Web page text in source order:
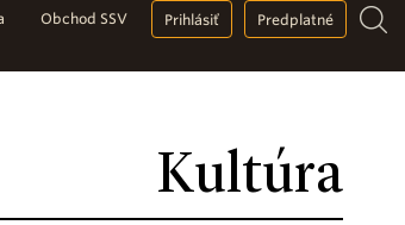
Kultúra
Obchod SSV Prihlásiť Predplatné